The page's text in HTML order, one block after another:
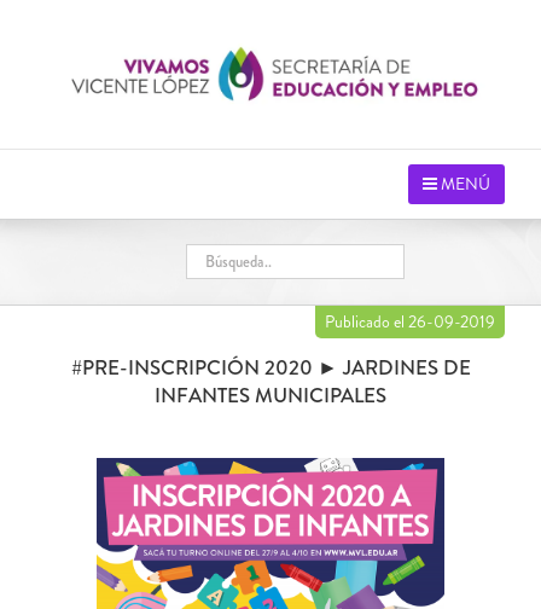
MENÚ
Publicado el 26-09-2019
#PRE-INSCRIPCIÓN 2020 ► JARDINES DE
INFANTES MUNICIPALES